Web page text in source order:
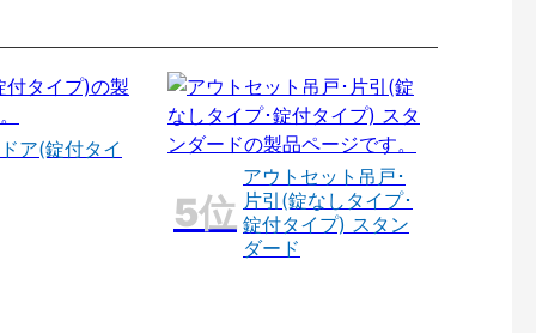
ア(錠付タイ
アウトセット吊戸･
片引(錠なしタイプ･
錠付タイプ) スタン
ダード